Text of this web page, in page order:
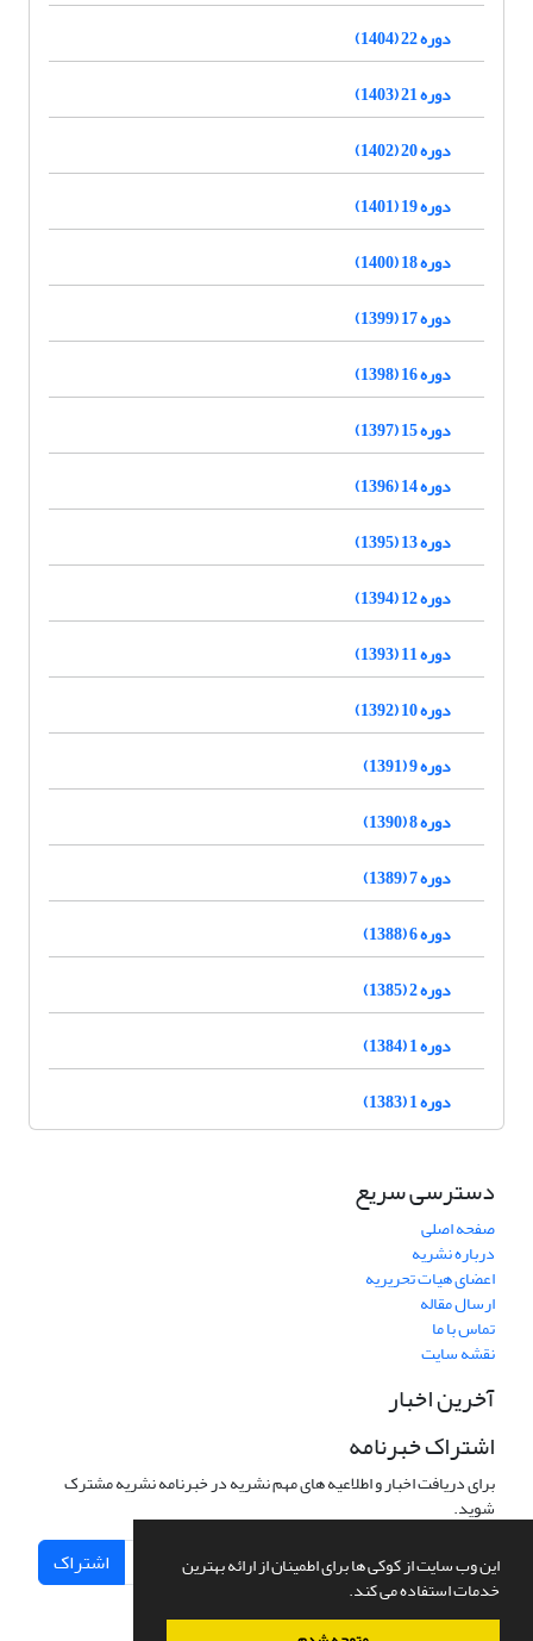
این وب سایت از کوکی ها برای اطمینان از ارائه بهترین
خدمات استفاده می کند.
دوره 22 (1404)
دوره 21 (1403)
دوره 20 (1402)
دوره 19 (1401)
دوره 18 (1400)
دوره 17 (1399)
دوره 16 (1398)
دوره 15 (1397)
دوره 14 (1396)
دوره 13 (1395)
دوره 12 (1394)
دوره 11 (1393)
دوره 10 (1392)
دوره 9 (1391)
دوره 8 (1390)
دوره 7 (1389)
دوره 6 (1388)
دوره 2 (1385)
دوره 1 (1384)
دوره 1 (1383)
دسترسی سریع
صفحه اصلی
درباره نشریه
اعضای هیات تحریریه
ارسال مقاله
تماس با ما
نقشه سایت
آخرین اخبار
اشتراک خبرنامه
برای دریافت اخبار و اطلاعیه های مهم نشریه در خبرنامه نشریه مشترک
شوید.
اشتراک